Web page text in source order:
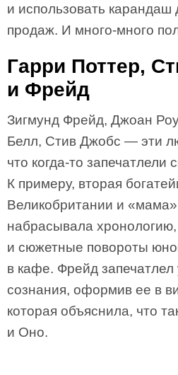
и использовать карандаш
продаж. И много-много
Гарри Поттер,
и Фрейд
Зигмунд Фрейд, Джоан
Белл, Стив Джобс — эти
что когда-то запечатлели
К примеру, вторая
Великобритании и
набрасывала
и сюжетные повороты
в кафе. Фрейд
сознания, оформив ее в
которая объяснила, что
и Оно.